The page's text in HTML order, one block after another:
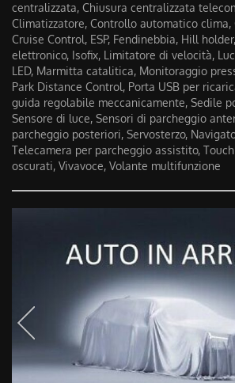
centralizzata, Chiusura centralizzata
Climatizzatore, Controllo automatico clima,
Cruise Control, ESP, Fendinebbia, Hill
elettronico, Isofix, Limitatore di velocità,
LED, Marmitta catalitica, Monitoraggio
Park Distance Control, Porta USB per
guida regolabile meccanicamente, Sedile
Sensore di luce, Sensori di parcheggio
parcheggio posteriori, Servosterzo,
Telecamera per parcheggio assistito,
oscurati, Vivavoce, Volante multifunzione
Leggi
la
cookie
policy
Salva
le
impostazioni